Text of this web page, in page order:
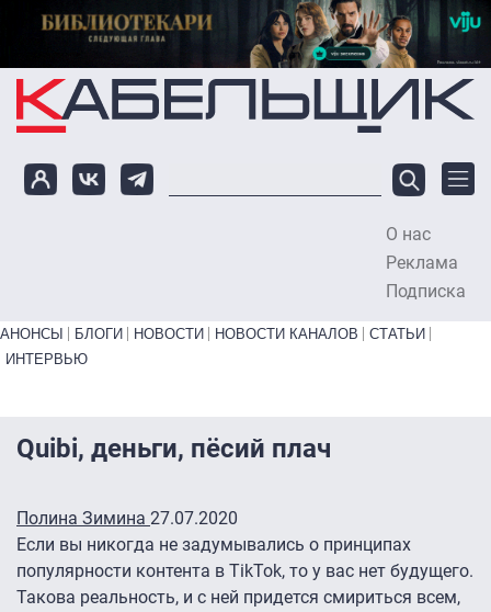
Перейти к основному содержанию
О нас
Реклама
Подписка
Primary links bottom
АНОНСЫ БЛОГИ НОВОСТИ НОВОСТИ КАНАЛОВ
СТАТЬИ
ИНТЕРВЬЮ
Quibi, деньги, пёсий плач
Полина Зимина 27.07.2020
Если вы никогда не задумывались о принципах
популярности контента в TikTok, то у вас нет будущего.
Такова реальность, и с ней придется смириться всем,